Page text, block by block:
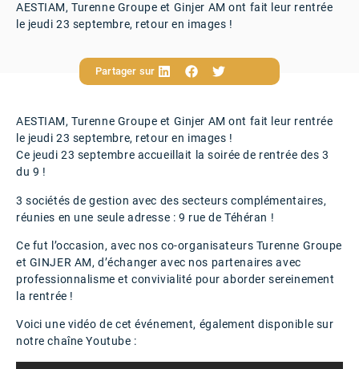
AESTIAM, Turenne Groupe et Ginjer AM ont fait leur rentrée
le jeudi 23 septembre, retour en images !
Partager sur
AESTIAM, Turenne Groupe et Ginjer AM ont fait leur rentrée
le jeudi 23 septembre, retour en images !
Ce jeudi 23 septembre accueillait la soirée de rentrée des 3
du 9 !
3 sociétés de gestion avec des secteurs complémentaires,
réunies en une seule adresse : 9 rue de Téhéran !
Ce fut l’occasion, avec nos co-organisateurs Turenne Groupe
et GINJER AM, d’échanger avec nos partenaires avec
professionnalisme et convivialité pour aborder sereinement
la rentrée !
Voici une vidéo de cet événement, également disponible sur
notre chaîne Youtube :